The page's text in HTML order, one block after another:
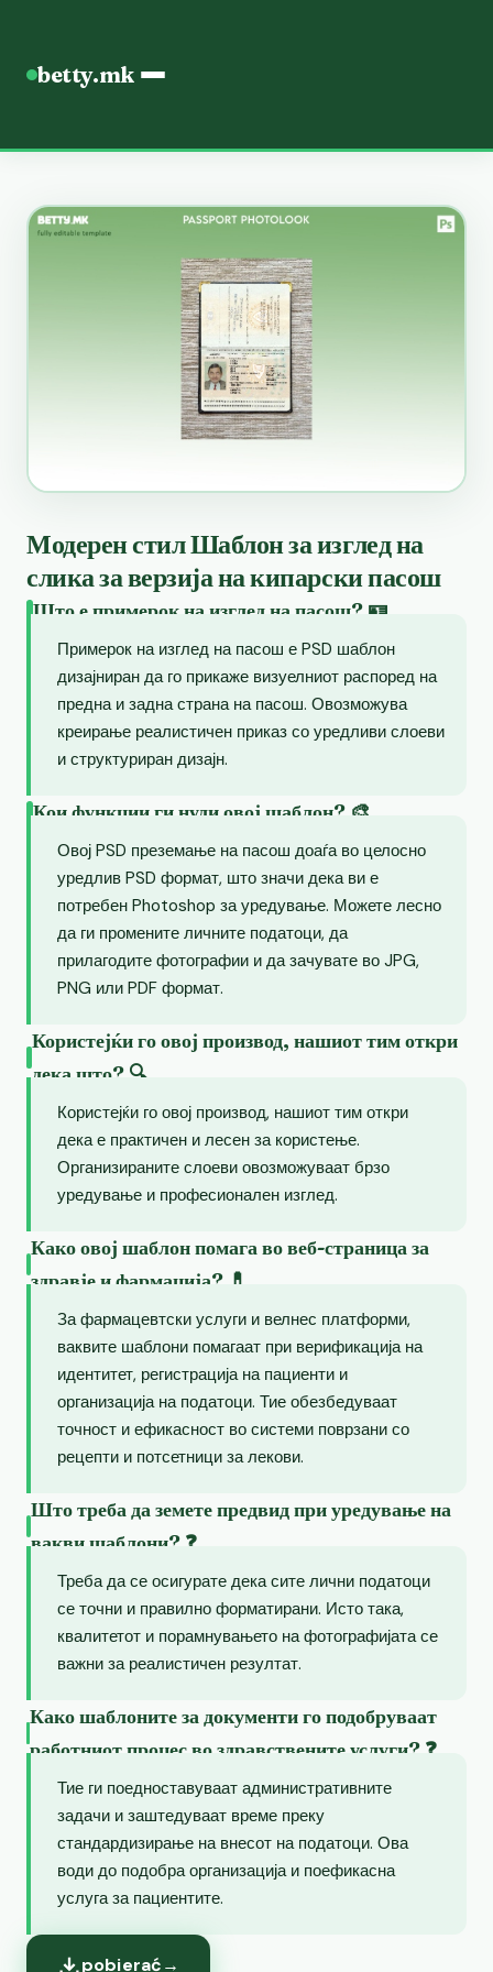
betty.mk
Модерен стил Шаблон за изглед на
слика за верзија на кипарски пасош
Што е примерок на изглед на пасош? 🪪
Примерок на изглед на пасош е PSD шаблон
дизајниран да го прикаже визуелниот распоред на
предна и задна страна на пасош. Овозможува
креирање реалистичен приказ со уредливи слоеви
и структуриран дизајн.
Кои функции ги нуди овој шаблон? 🎨
Овој PSD преземање на пасош доаѓа во целосно
уредлив PSD формат, што значи дека ви е
потребен Photoshop за уредување. Можете лесно
да ги промените личните податоци, да
прилагодите фотографии и да зачувате во JPG,
PNG или PDF формат.
Користејќи го овој производ, нашиот тим откри
дека што? 🔍
Користејќи го овој производ, нашиот тим откри
дека е практичен и лесен за користење.
Организираните слоеви овозможуваат брзо
уредување и професионален изглед.
Како овој шаблон помага во веб-страница за
здравје и фармација? 💊
За фармацевтски услуги и велнес платформи,
ваквите шаблони помагаат при верификација на
идентитет, регистрација на пациенти и
организација на податоци. Тие обезбедуваат
точност и ефикасност во системи поврзани со
рецепти и потсетници за лекови.
Што треба да земете предвид при уредување на
вакви шаблони? ❓
Треба да се осигурате дека сите лични податоци
се точни и правилно форматирани. Исто така,
квалитетот и порамнувањето на фотографијата се
важни за реалистичен резултат.
Како шаблоните за документи го подобруваат
работниот процес во здравствените услуги? ❓
Тие ги поедноставуваат административните
задачи и заштедуваат време преку
стандардизирање на внесот на податоци. Ова
води до подобра организација и поефикасна
услуга за пациентите.
pobierać→